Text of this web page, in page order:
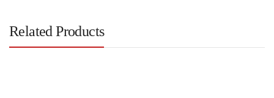
Related Products